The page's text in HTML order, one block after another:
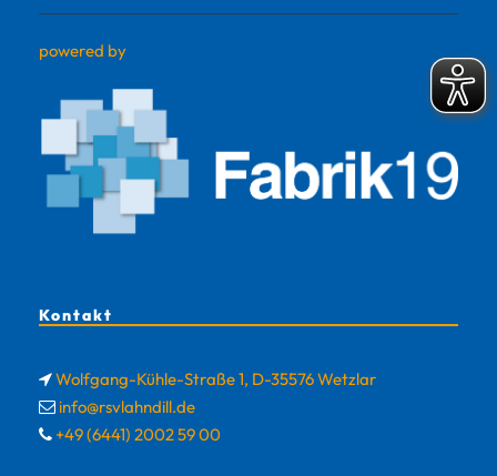
powered by
Kontakt
Wolfgang-Kühle-Straße 1, D-35576 Wetzlar
info@rsvlahndill.de
+49 (6441) 2002 59 00